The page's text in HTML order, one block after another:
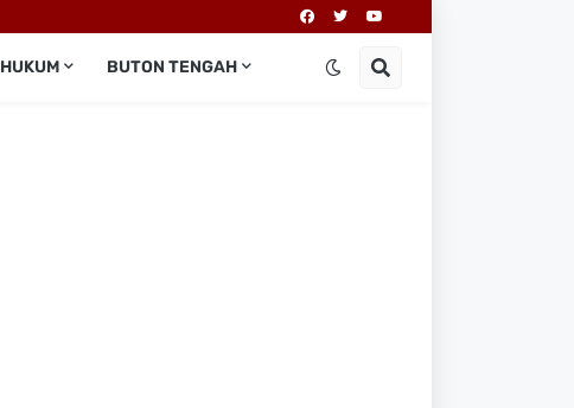
HUKUM BUTON TENGAH